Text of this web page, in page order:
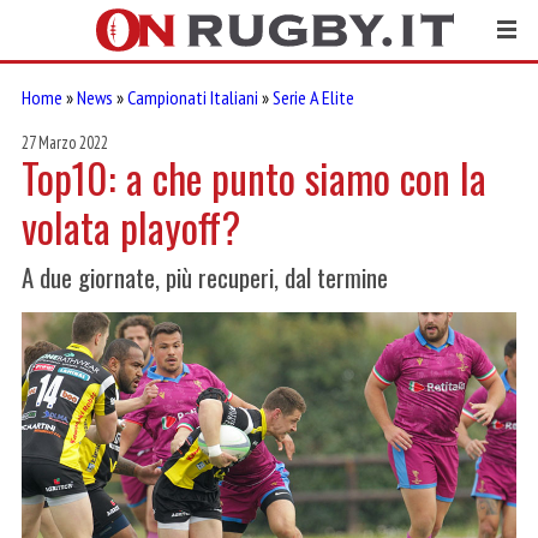
Home »News »Campionati Italiani »Serie A Elite
27 Marzo 2022
Top10: a che punto siamo con la
volata playoff?
A due giornate, più recuperi, dal termine